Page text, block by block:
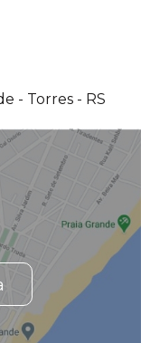
- Torres - RS